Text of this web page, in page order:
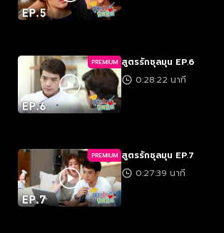
PREMIUM สูตรรักชุลมุน EP.6
0:28:22 นาที
PREMIUM สูตรรักชุลมุน EP.7
0:27:39 นาที